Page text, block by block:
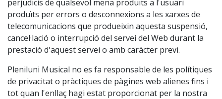
perjudicis de qualsevol mena produïts a l'usuari
produïts per errors o desconnexions a les xarxes de
telecomunicacions que produeixin aquesta suspensió,
cancel·lació o interrupció del servei del Web durant la
prestació d'aquest servei o amb caràcter previ.
Pleniluni Musical no es fa responsable de les polítiques
de privacitat o pràctiques de pàgines web alienes fins i
tot quan l'enllaç hagi estat proporcionat per la nostra